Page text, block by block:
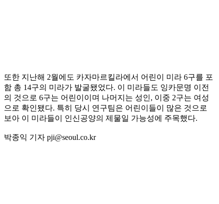
또한 지난해 2월에도 카자마르킬라에서 어린이 미라 6구를 포
함 총 14구의 미라가 발굴됐었다. 이 미라들도 잉카문명 이전
의 것으로 6구는 어린이이며 나머지는 성인, 이중 2구는 여성
으로 확인됐다. 특히 당시 연구팀은 어린이들이 많은 것으로
보아 이 미라들이 인신공양의 제물일 가능성에 주목했다.
박종익 기자 pji@seoul.co.kr